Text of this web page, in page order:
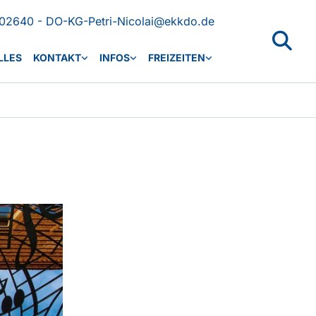
- DO-KG-Petri-Nicolai@ekkdo.de
KONTAKT INFOS FREIZEITEN